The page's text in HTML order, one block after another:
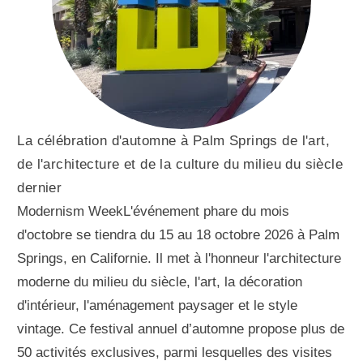
La célébration d'automne à Palm Springs de l'art,
de l'architecture et de la culture du milieu du siècle
dernier
Modernism WeekL'événement phare du mois
d'octobre se tiendra du 15 au 18 octobre 2026 à Palm
Springs, en Californie. Il met à l'honneur l'architecture
moderne du milieu du siècle, l'art, la décoration
d'intérieur, l'aménagement paysager et le style
vintage. Ce festival annuel d’automne propose plus de
50 activités exclusives, parmi lesquelles des visites